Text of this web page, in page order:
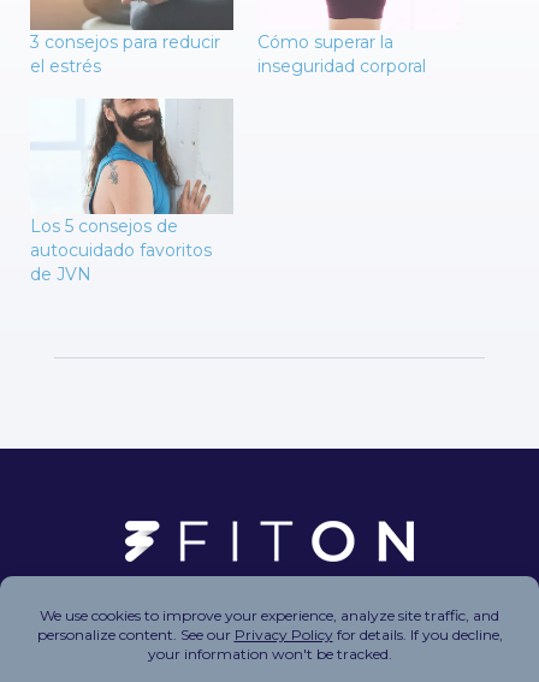
3 consejos para reducir
el estrés
Cómo superar la
inseguridad corporal
Los 5 consejos de
autocuidado favoritos
de JVN